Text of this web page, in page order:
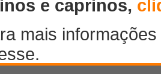
futuro e estão relacionadas a
vegetal por nitrogênio